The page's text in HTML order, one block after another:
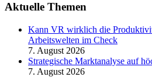
Aktuelle Themen
Kann VR wirklich die
Arbeitswelten im Check
7. August 2026
Strategische Marktanalyse auf
7. August 2026